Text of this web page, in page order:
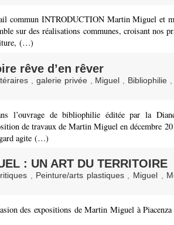
commun INTRODUCTION Martin Miguel et
sur des réalisations communes, croisant nos
(…)
rêve d’en rêver
galerie privée Miguel Bibliophilie
l’ouvrage de bibliophilie éditée par la
de travaux de Martin Miguel en décembre
agite (…)
: UN ART DU TERRITOIRE
, Peinture/arts plastiques , Miguel ,
des expositions de Martin Miguel à Piacenza